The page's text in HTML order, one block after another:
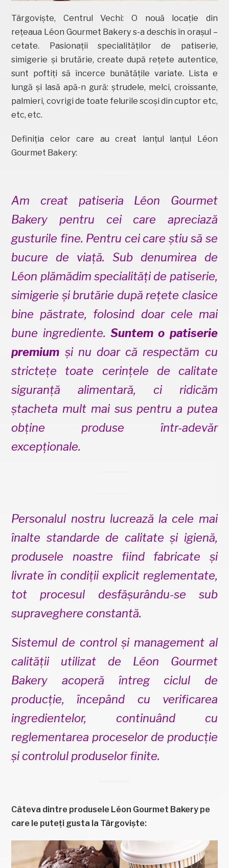
Târgoviște, Centrul Vechi: O nouă locație din
rețeaua Léon Gourmet Bakery s-a deschis în orașul –
cetate. Pasionații specialităților de patiserie,
simigerie și brutărie, create după rețete autentice,
sunt poftiți să încerce bunătățile variate. Lista e
lungă și lasă apă-n gură: ștrudele, melci, croissante,
palmieri, covrigi de toate felurile scoși din cuptor etc,
etc, etc.
Definiția celor care au creat lanțul lanțul Léon
Gourmet Bakery:
Am creat patiseria Léon Gourmet
Bakery pentru cei care apreciază
gusturile fine. Pentru cei care ştiu să se
bucure de viaţă. Sub denumirea de
Léon plămădim specialităţi de patiserie,
simigerie şi brutărie după reţete clasice
bine păstrate, folosind doar cele mai
bune ingrediente. Suntem o patiserie
premium și nu doar că respectăm cu
stricteţe toate cerințele de calitate
siguranță alimentară, ci ridicăm
ştacheta mult mai sus pentru a putea
obţine produse într-adevăr
excepţionale.
Personalul nostru lucrează la cele mai
înalte standarde de calitate şi igienă,
produsele noastre fiind fabricate şi
livrate în condiţii explicit reglementate,
tot procesul desfăşurându-se sub
supraveghere constantă.
Sistemul de control şi management al
calităţii utilizat de Léon Gourmet
Bakery acoperă întreg ciclul de
producţie, începând cu verificarea
ingredientelor, continuând cu
reglementarea proceselor de producţie
şi controlul produselor finite.
Câteva dintre produsele Léon Gourmet Bakery pe
care le puteți gusta la Târgoviște: